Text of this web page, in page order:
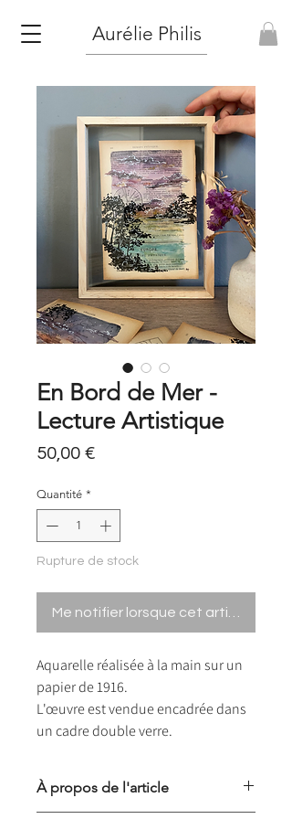
Aurélie Philis
En Bord de Mer -
Lecture Artistique
50,00 €Prix
Quantité *
Rupture de stock
Me notifier lorsque cet article est
Aquarelle réalisée à la main sur un
papier de 1916.
L'œuvre est vendue encadrée dans
un cadre double verre.
À propos de l'article